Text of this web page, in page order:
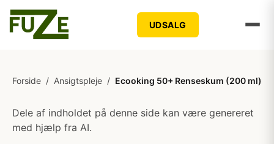
UDSALG
Forside / Ansigtspleje / Ecooking 50+ Renseskum (200 ml)
Dele af indholdet på denne side kan være genereret
med hjælp fra AI.